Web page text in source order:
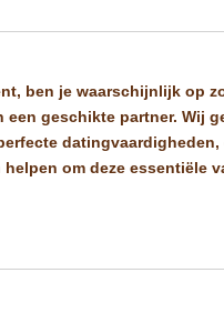
ben je waarschijnlijk op
geschikte partner. Wij
om deze essentiële